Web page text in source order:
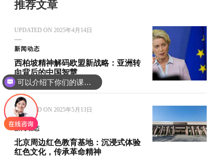
推荐文章
UPDATED ON 2025年4月14日
新闻动态
西柏坡精神解码欧盟新战略：亚洲转
向背后的中国智慧
UPDATED ON 2025年5月13日
新闻动态
北京周边红色教育基地：沉浸式体验
红色文化，传承革命精神
可以介绍下你们的课程吗？
你们是怎么收费的呢